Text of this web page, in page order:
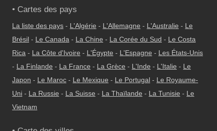
• Cartes des pays
La liste des pays - L'Algérie - L'Allemagne - L'Australie - Le
Brésil - Le Canada - La Chine - La Corée du Sud - Le Costa
Rica - La Côte d'Ivoire - L'Égypte - L'Espagne - Les États-Unis
- La Finlande - La France - La Grèce - L'Inde - L'Italie - Le
Japon - Le Maroc - Le Mexique - Le Portugal - Le Royaume-
Uni - La Russie - La Suisse - La Thaïlande - La Tunisie - Le
Vietnam